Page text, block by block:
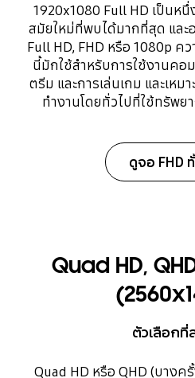
1920x1080 Full HD เป็นห
สมัยใหม่ที่พบได้มากที่สุด และ
Full HD, FHD หรือ 1080p ค
นี้มักใช้สำหรับการใช้งานคอ
ตรีม และการเล่นเกม และเห
ทำงานโดยทั่วไปที่ใช้ทรัพย
ดูจอ FHD
Quad HD,
ตัวเลือกที่
Quad HD หรือ QHD (บางค